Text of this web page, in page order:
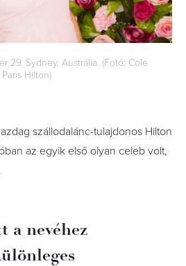
29. Sydney, Austrália. (Fotó: Cole
Hilton)
szállodalánc-tulajdonos Hilton
az egyik első olyan celeb volt,
a nevéhez